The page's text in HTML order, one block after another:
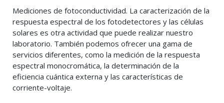
Mediciones de fotoconductividad. La caracterización de la
respuesta espectral de los fotodetectores y las células
solares es otra actividad que puede realizar nuestro
laboratorio. También podemos ofrecer una gama de
servicios diferentes, como la medición de la respuesta
espectral monocromática, la determinación de la
eficiencia cuántica externa y las características de
corriente-voltaje.